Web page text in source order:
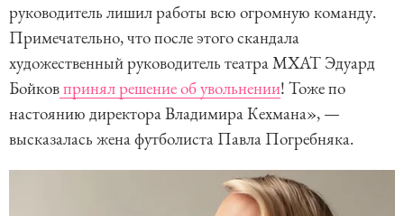
руководитель лишил работы всю огромную команду.
Примечательно, что после этого скандала
художественный руководитель театра МХАТ Эдуард
Бойковпринял решение об увольнении! Тоже по
настоянию директора Владимира Кехмана», —
высказалась жена футболиста Павла Погребняка.